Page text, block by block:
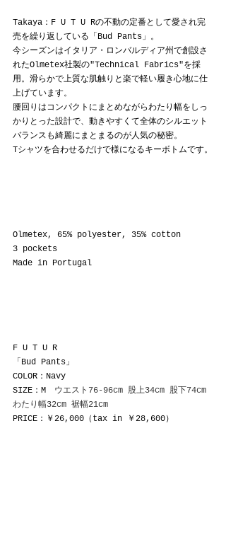
Takaya：F U T U Rの不動の定番として愛され完
売を繰り返している「Bud Pants」。
今シーズンはイタリア・ロンバルディア州で創設さ
れたOlmetex社製の"Technical Fabrics"を採
用。滑らかで上質な肌触りと楽で軽い履き心地に仕
上げています。
腰回りはコンパクトにまとめながらわたり幅をしっ
かりとった設計で、動きやすくて全体のシルエット
バランスも綺麗にまとまるのが人気の秘密。
Tシャツを合わせるだけで様になるキーボトムです。
Olmetex, 65% polyester, 35% cotton
3 pockets
Made in Portugal
F U T U R
「Bud Pants」
COLOR：Navy
SIZE：M ウエスト76-96cm 股上34cm 股下74cm
わたり幅32cm 裾幅21cm
PRICE：￥26,000（tax in ￥28,600）